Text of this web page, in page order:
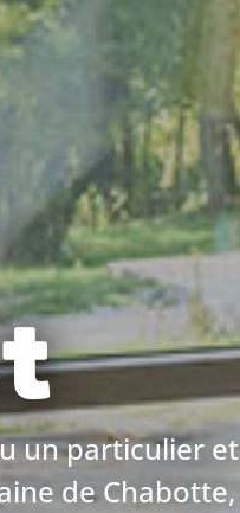
un particulier et
de Chabotte,